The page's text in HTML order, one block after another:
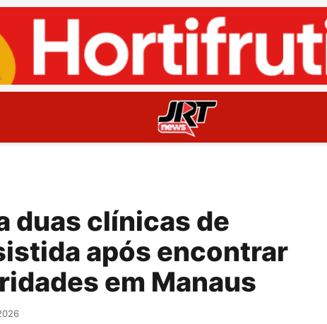
duas clínicas de
após encontrar
em Manaus